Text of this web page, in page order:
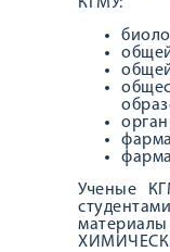
Ученые